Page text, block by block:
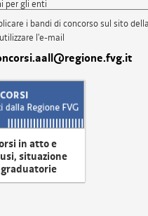
per gli enti
i bandi di concorso sul sito
l'e-mail
in atto e
situazione